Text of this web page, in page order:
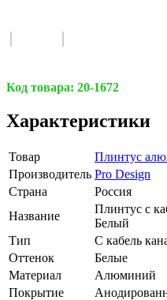
Код товара: 20-1672
Характеристики
Товар
Плинтус
Производитель Pro Design
Страна
Россия
Название
Плинтус с
Белый
Тип
С кабель
Оттенок
Белые
Материал
Алюминий
Покрытие